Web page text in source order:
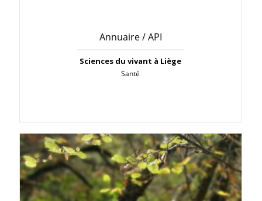
Annuaire / API
Sciences du vivant à Liège
Santé